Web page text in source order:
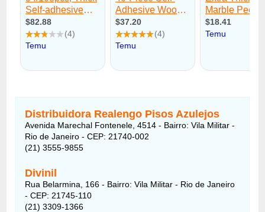
Distribuidora Realengo Pisos Azulejos
Avenida Marechal Fontenele, 4514 - Bairro: Vila Militar -
Rio de Janeiro - CEP: 21740-002
(21) 3555-9855
Divinil
Rua Belarmina, 166 - Bairro: Vila Militar - Rio de Janeiro
- CEP: 21745-110
(21) 3309-1366